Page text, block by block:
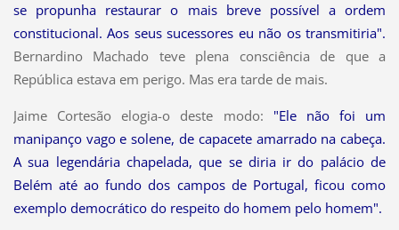
se propunha restaurar o mais breve possível a ordem
constitucional. Aos seus sucessores eu não os transmitiria".
Bernardino Machado teve plena consciência de que a
República estava em perigo. Mas era tarde de mais.
Jaime Cortesão elogia-o deste modo: "Ele não foi um
manipanço vago e solene, de capacete amarrado na cabeça.
A sua legendária chapelada, que se diria ir do palácio de
Belém até ao fundo dos campos de Portugal, ficou como
exemplo democrático do respeito do homem pelo homem".